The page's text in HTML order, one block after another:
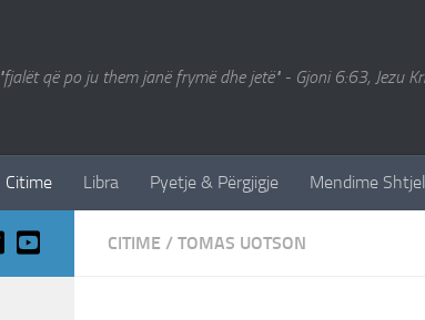
"fjalët që po ju them janë frymë dhe jetë" - Gjoni 6:63, Jezu
Citime Libra Pyetje & Përgjigje Mendime
CITIME / TOMAS UOTSON